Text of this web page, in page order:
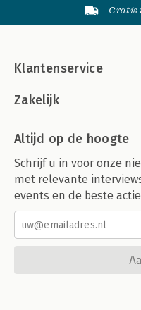
Gratis
Klantenservice
Zakelijk
Altijd op de hoogte
Schrijf u in voor onze
met relevante
events en de beste